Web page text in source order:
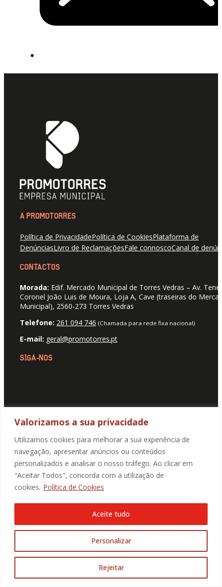
Valorizamos a sua privacidade
Utilizamos cookies para melhorar a sua experiência de
navegação, apresentar anúncios ou conteúdos
personalizados e analisar o nosso tráfego. Ao clicar em
"Aceitar Todos", concorda com a utilização de
cookies. Política de Cookies
Personalizar
Rejeitar
Aceite tudo
A PROMOTORRES
Política de PrivacidadePolítica de CookiesPlataforma de
DenúnciasLivro de ReclamaçõesFale connoscoCanal de
CONTACTOS
Morada: Edif. Mercado Municipal de Torres Vedras – Av.
Coronel João Luis de Moura, Loja A, Cave (traseiras do
Municipal), 2560-273 Torres Vedras
Telefone: 261 094 746 (Chamada para rede fixa nacional)
E-mail: geral@promotorres.pt
SIGA-NOS
SUBSCREVA A NOSSA NEWSLETTER
explícita livre, informada e especificada, a recolha e
tratamento dos meus dados pessoais para receber
comunicação da Promotorres: